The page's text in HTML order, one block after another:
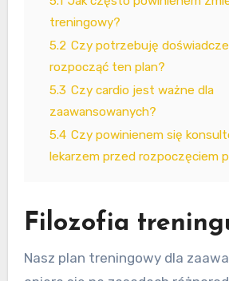
treningowy?
5.2 Czy potrzebuję
rozpocząć ten plan?
5.3 Czy cardio jest ważne dla
zaawansowanych?
5.4 Czy powinienem się
lekarzem przed rozpoczęciem
Filozofia
Nasz plan treningowy dla